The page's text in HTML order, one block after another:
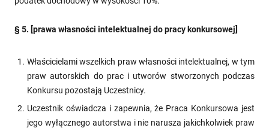
§ 5. [prawa własności intelektualnej do pracy konkursowej]
Właścicielami wszelkich praw własności intelektualnej, w tym
praw autorskich do prac i utworów stworzonych podczas
Konkursu pozostają Uczestnicy.
Uczestnik oświadcza i zapewnia, że Praca Konkursowa jest
jego wyłącznego autorstwa i nie narusza jakichkolwiek praw